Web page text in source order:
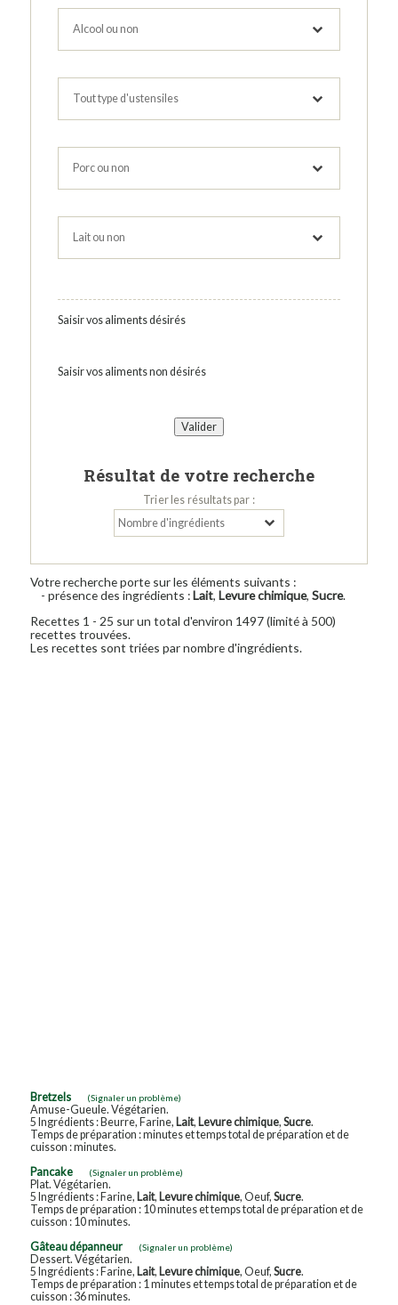
Saisir vos aliments désirés
Saisir vos aliments non désirés
Résultat de votre recherche
Trier les résultats par :
Votre recherche porte sur les éléments suivants :
- présence des ingrédients :Lait, Levure chimique, Sucre.
Recettes 1 - 25 sur un total d'environ 1497 (limité à 500)
recettes trouvées.
Les recettes sont triées par nombre d'ingrédients.
Bretzels (Signaler un problème)
Amuse-Gueule. Végétarien.
5 Ingrédients : Beurre, Farine, Lait, Levure chimique, Sucre.
Temps de préparation : minutes et temps total de préparation et de
cuisson : minutes.
Pancake
(Signaler un problème)
Plat. Végétarien.
5 Ingrédients : Farine, Lait, Levure chimique, Oeuf, Sucre.
Temps de préparation : 10 minutes et temps total de préparation et de
cuisson : 10 minutes.
Gâteau dépanneur
(Signaler un problème)
Dessert. Végétarien.
5 Ingrédients : Farine, Lait, Levure chimique, Oeuf, Sucre.
Temps de préparation : 1 minutes et temps total de préparation et de
cuisson : 36 minutes.